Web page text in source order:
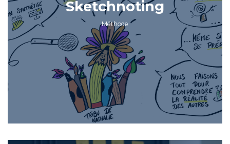
Sketchnoting
Méthode